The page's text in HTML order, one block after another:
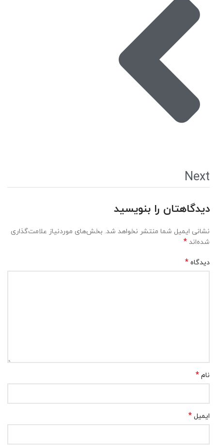
Next
دیدگاهتان را بنویسید
نشانی ایمیل شما منتشر نخواهد شد. بخش‌های موردنیاز علامت‌گذاری
شده‌اند *
دیدگاه *
نام *
ایمیل *